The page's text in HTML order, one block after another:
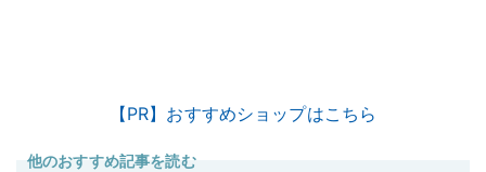
【PR】おすすめショップはこちら
他のおすすめ記事を読む